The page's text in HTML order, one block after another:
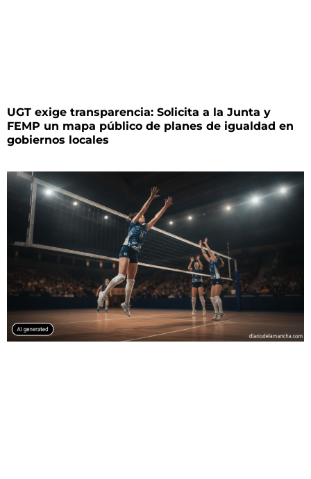
UGT exige transparencia: Solicita a la Junta y
FEMP un mapa público de planes de igualdad en
gobiernos locales